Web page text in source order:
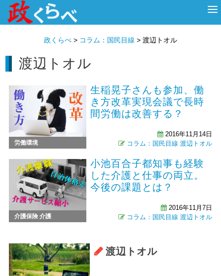
政くらべ > コラム：国民目線 > 渡辺トオル
渡辺トオル
労働環境
生稲晃子さんも参加、働
き方改革実現会議で長時
間労働は改善する？
2016年11月14日
コラム：国民目線 渡辺トオル
介護保険 介護
小池百合子都知事も経験
した介護と仕事の両立。
今後の課題とは？
2016年11月7日
コラム：国民目線 渡辺トオル
渡辺トオル